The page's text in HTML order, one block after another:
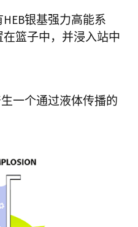
银基强力高能系
篮子中，并浸入站中
一个通过液体传播的